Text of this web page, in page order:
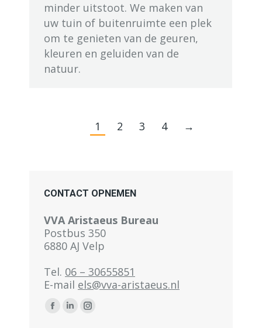
minder uitstoot. We maken van
uw tuin of buitenruimte een plek
om te genieten van de geuren,
kleuren en geluiden van de
natuur.
1 2 3 4 →
CONTACT OPNEMEN
VVA Aristaeus Bureau
Postbus 350
6880 AJ Velp
Tel. 06 – 30655851
E-mail els@vva-aristaeus.nl
Volg ons op:
Facebook
LinkedInInstagram